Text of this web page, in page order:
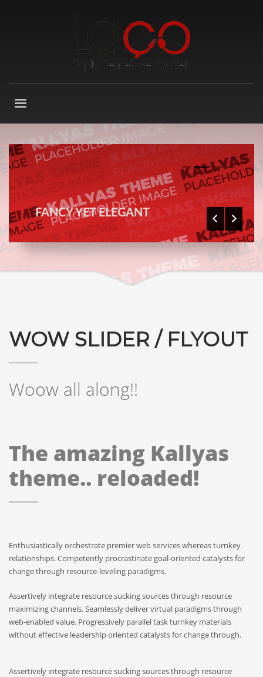
0 1 2 3
FANCY YET ELEGANT
WOW SLIDER / FLYOUT
Woow all along!!
The amazing Kallyas
theme.. reloaded!
Enthusiastically orchestrate premier web services whereas turnkey
relationships. Competently procrastinate goal-oriented catalysts for
change through resource-leveling paradigms.
Assertively integrate resource sucking sources through resource
maximizing channels. Seamlessly deliver virtual paradigms through
web-enabled value. Progressively parallel task turnkey materials
without effective leadership oriented catalysts for change through.
Assertively integrate resource sucking sources through resource